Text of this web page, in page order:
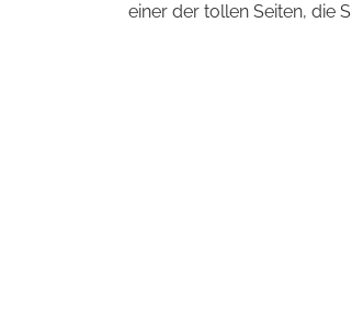
einer der tollen Seiten, die